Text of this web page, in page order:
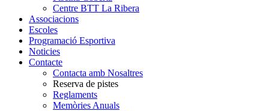
Centre BTT La Ribera
Associacions
Escoles
Programació Esportiva
Noticies
Contacte
Contacta amb Nosaltres
Reserva de pistes
Reglaments
Memòries Anuals